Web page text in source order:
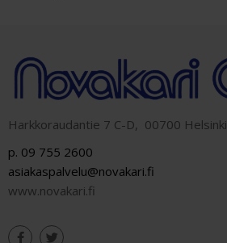
Harkkoraudantie 7 C-D, 00700 Helsinki
p. 09 755 2600
asiakaspalvelu@novakari.fi
www.novakari.fi